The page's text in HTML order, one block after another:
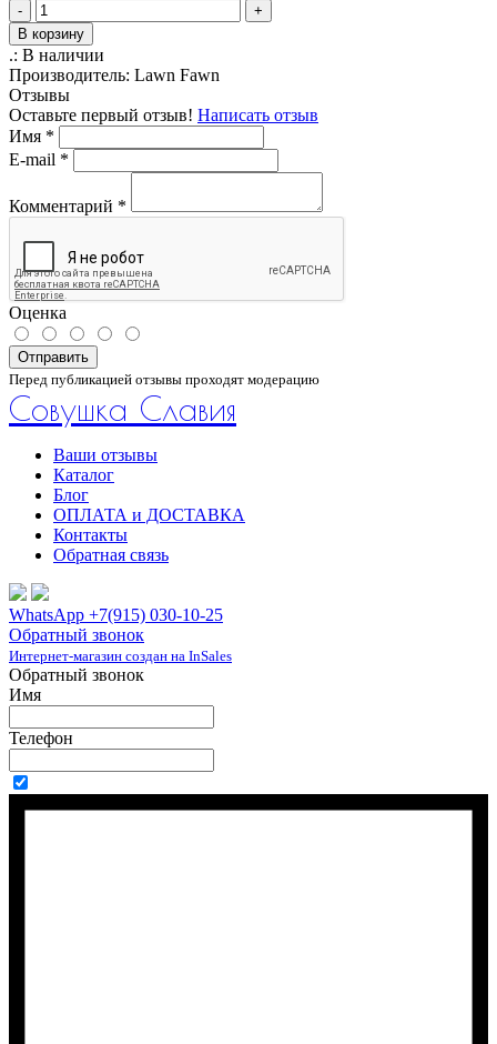
-
+
В корзину
.: В наличии
Производитель: Lawn Fawn
Отзывы
Оставьте первый отзыв! Написать отзыв
Имя *
E-mail *
Комментарий *
Оценка
Отправить
Перед публикацией отзывы проходят модерацию
Совушка Славия
Ваши отзывы
Каталог
Блог
ОПЛАТА и ДОСТАВКА
Контакты
Обратная связь
WhatsApp +7(915) 030-10-25
Обратный звонок
Интернет-магазин создан на InSales
Обратный звонок
Имя
Телефон